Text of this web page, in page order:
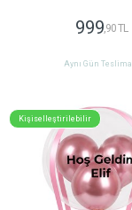
999,90 TL
Aynı Gün
Kişiselleştirilebilir